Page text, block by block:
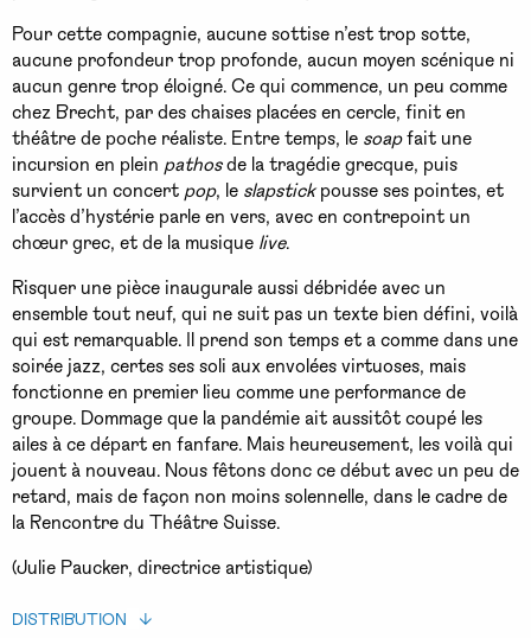
Pour cette compagnie, aucune sottise n’est trop sotte,
aucune profondeur trop profonde, aucun moyen scénique ni
aucun genre trop éloigné. Ce qui commence, un peu comme
chez Brecht, par des chaises placées en cercle, finit en
théâtre de poche réaliste. Entre temps, le soapfait une
incursion en plein pathosde la tragédie grecque, puis
survient un concert pop, le slapstickpousse ses pointes, et
l’accès d’hystérie parle en vers, avec en contrepoint un
chœur grec, et de la musique live.
Risquer une pièce inaugurale aussi débridée avec un
ensemble tout neuf, qui ne suit pas un texte bien défini, voilà
qui est remarquable. Il prend son temps et a comme dans une
soirée jazz, certes ses soli aux envolées virtuoses, mais
fonctionne en premier lieu comme une performance de
groupe. Dommage que la pandémie ait aussitôt coupé les
ailes à ce départ en fanfare. Mais heureusement, les voilà qui
jouent à nouveau. Nous fêtons donc ce début avec un peu de
retard, mais de façon non moins solennelle, dans le cadre de
la Rencontre du Théâtre Suisse.
(Julie Paucker, directrice artistique)
DISTRIBUTION